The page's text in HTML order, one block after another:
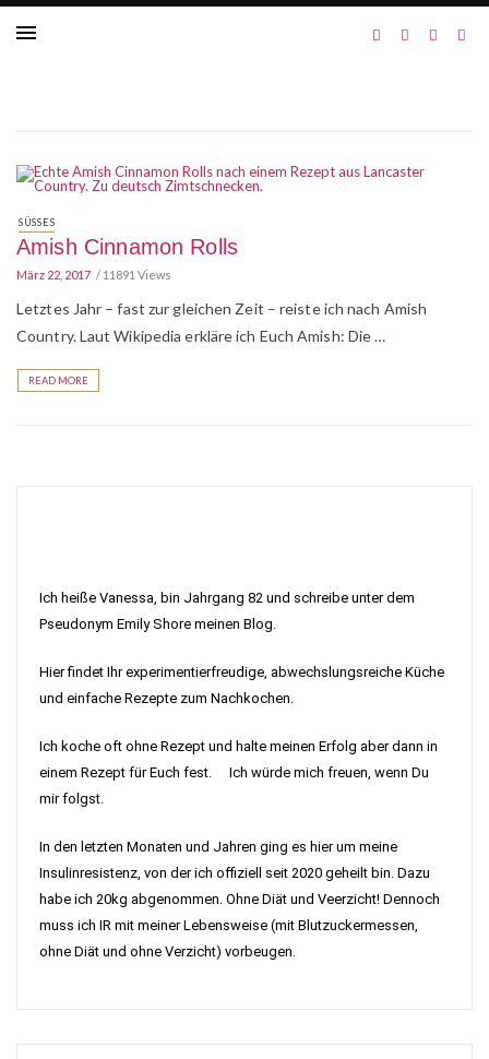
SÜSSES
Amish Cinnamon Rolls
März 22, 2017 11891 Views
Letztes Jahr – fast zur gleichen Zeit – reiste ich nach Amish
Country. Laut Wikipedia erkläre ich Euch Amish: Die …
READ MORE
Ich heiße Vanessa, bin Jahrgang 82 und schreibe unter dem
Pseudonym Emily Shore meinen Blog.
Hier findet Ihr experimentierfreudige, abwechslungsreiche Küche
und einfache Rezepte zum Nachkochen.
Ich koche oft ohne Rezept und halte meinen Erfolg aber dann in
einem Rezept für Euch fest. Ich würde mich freuen, wenn Du
mir folgst.
In den letzten Monaten und Jahren ging es hier um meine
Insulinresistenz, von der ich offiziell seit 2020 geheilt bin. Dazu
habe ich 20kg abgenommen. Ohne Diät und Veerzicht! Dennoch
muss ich IR mit meiner Lebensweise (mit Blutzuckermessen,
ohne Diät und ohne Verzicht) vorbeugen.